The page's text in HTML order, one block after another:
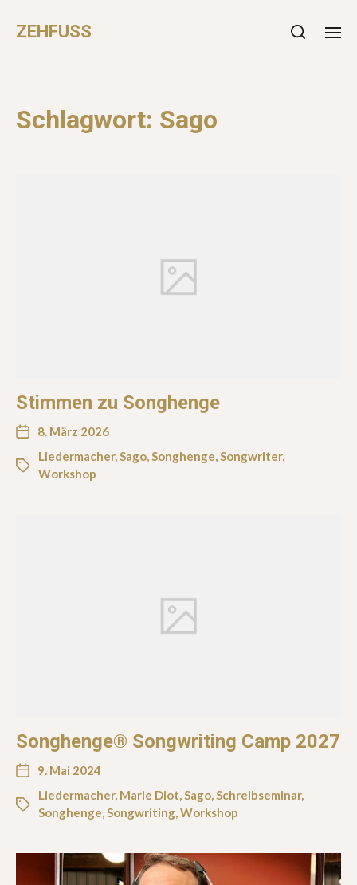
ZEHFUSS
Schlagwort: Sago
Stimmen zu Songhenge
8. März 2026
Liedermacher,Sago,Songhenge,Songwriter,
Workshop
Songhenge® Songwriting Camp 2027
9. Mai 2024
Liedermacher, Marie Diot,Sago,Schreibseminar,
Songhenge,Songwriting,Workshop